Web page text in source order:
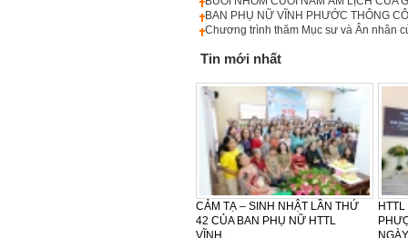
BAN PHỤ NỮ VĨNH PHƯỚC THÔNG
Chương trình thăm Mục sư và Ân nhân
Tin mới nhất
CẢM TẠ – SINH NHẬT LẦN THỨ
42 CỦA BAN PHỤ NỮ HTTL
VĨNH...